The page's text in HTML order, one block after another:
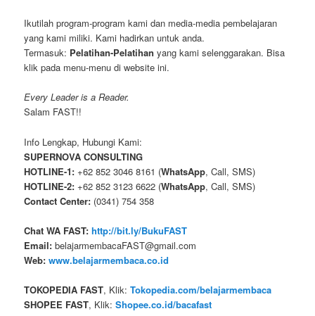
Ikutilah program-program kami dan media-media pembelajaran
yang kami miliki. Kami hadirkan untuk anda.
Termasuk: Pelatihan-Pelatihan yang kami selenggarakan. Bisa
klik pada menu-menu di website ini.
Every Leader is a Reader.
Salam FAST!!
Info Lengkap, Hubungi Kami:
SUPERNOVA CONSULTING
HOTLINE-1: +62 852 3046 8161 (WhatsApp, Call, SMS)
HOTLINE-2: +62 852 3123 6622 (WhatsApp, Call, SMS)
Contact Center: (0341) 754 358
Chat WA FAST: http://bit.ly/BukuFAST
Email: belajarmembacaFAST@gmail.com
Web: www.belajarmembaca.co.id
TOKOPEDIA FAST, Klik:Tokopedia.com/belajarmembaca
SHOPEE FAST, Klik:Shopee.co.id/bacafast